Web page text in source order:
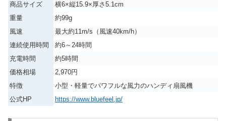
商品サイズ
横6×縦15.9×厚さ5.1cm
重量
約99g
風速
最大約11m/s（風速40km/h）
連続使用時間
約6～24時間
充電時間
約5時間
価格相場
2,970円
特徴
小型・軽量でパワフルな風力のハンディ扇風機
公式HP
https://www.bluefeel.jp/